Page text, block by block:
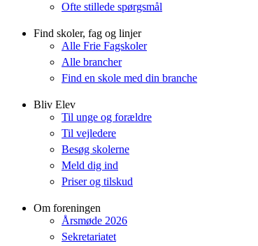
Ofte stillede spørgsmål
Find skoler, fag og linjer
Alle Frie Fagskoler
Alle brancher
Find en skole med din branche
Bliv Elev
Til unge og forældre
Til vejledere
Besøg skolerne
Meld dig ind
Priser og tilskud
Om foreningen
Årsmøde 2026
Sekretariatet